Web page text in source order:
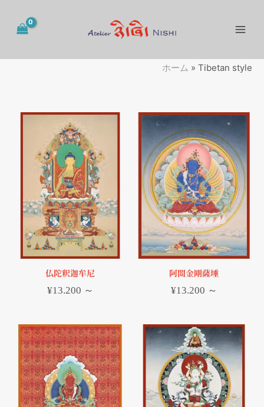
キ
ホーム » Tibetan style
仏陀釈迦牟尼
¥13.200 ～
阿閦金剛薩埵
¥13.200 ～